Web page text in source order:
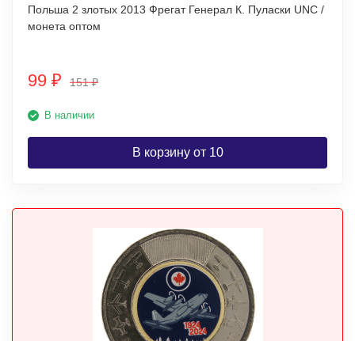
Польша 2 злотых 2013 Фрегат Генерал К. Пуласки UNC /
монета оптом
99 ₽ 151₽
В наличии
В корзину от 10